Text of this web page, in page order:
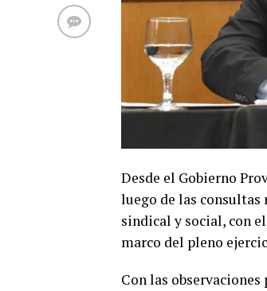
Desde el Gobierno
luego de las
sindical y social, con
marco del pleno
Con las